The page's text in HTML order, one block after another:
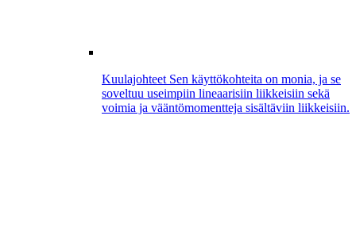
Kuulajohteet Sen käyttökohteita on monia, ja se
soveltuu useimpiin lineaarisiin liikkeisiin sekä
voimia ja vääntömomentteja sisältäviin liikkeisiin.